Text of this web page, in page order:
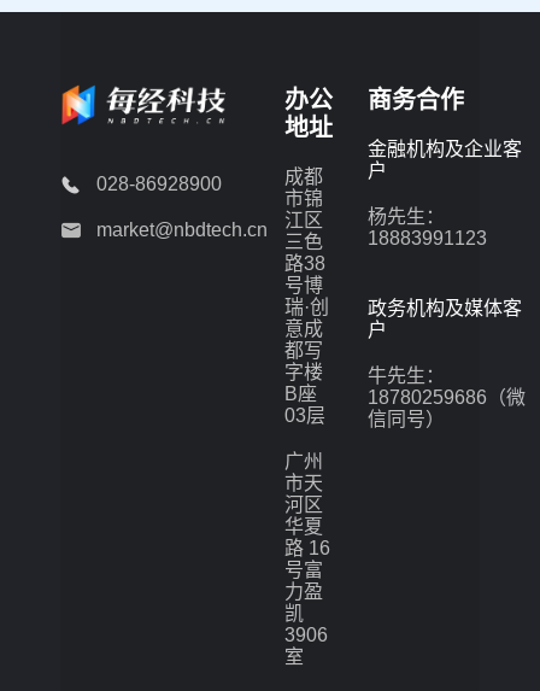
028-86928900
market@nbdtech.cn
办公
地址
成都
市锦
江区
三色
路38
号博
瑞·创
意成
都写
字楼
B座
03层
广州
市天
河区
华夏
路 16
号富
力盈
凯
3906
室
商务合作
金融机构及企业客
户
杨先生：
18883991123
政务机构及媒体客
户
牛先生：
18780259686（微
信同号）